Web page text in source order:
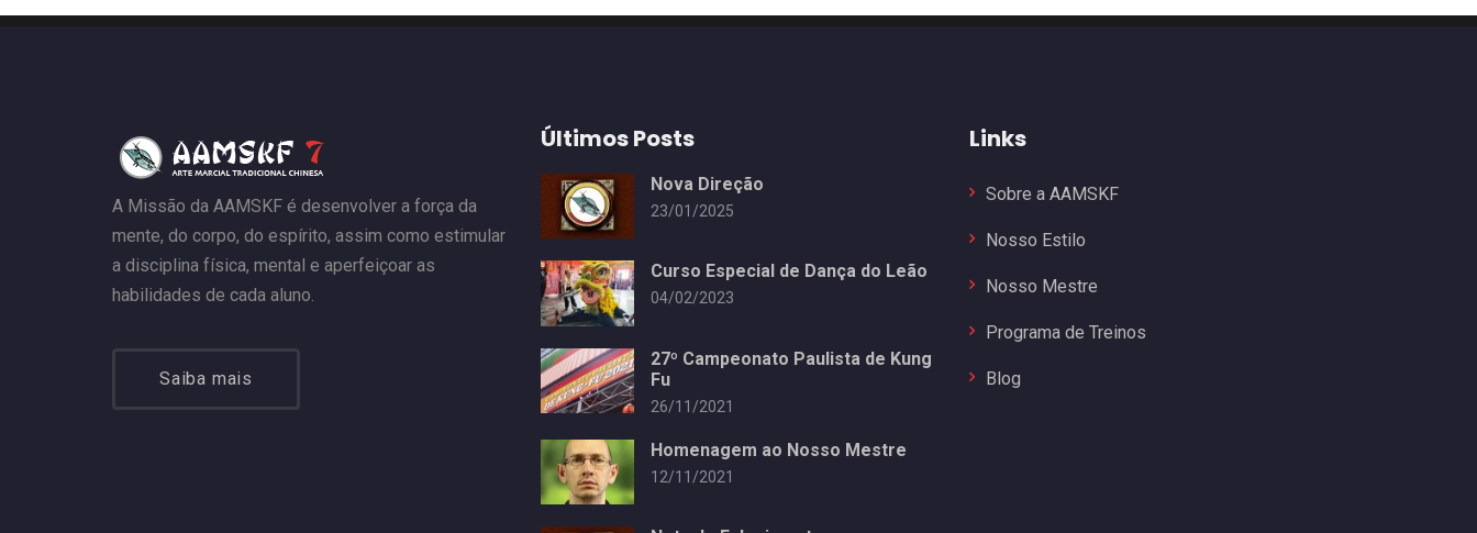
A Missão da AAMSKF é desenvolver a força da
mente, do corpo, do espírito, assim como estimular
a disciplina física, mental e aperfeiçoar as
habilidades de cada aluno.
Saiba mais
Últimos Posts
Nova Direção
23/01/2025
Curso Especial de Dança do Leão
04/02/2023
27º Campeonato Paulista de Kung
Fu
26/11/2021
Homenagem ao Nosso Mestre
12/11/2021
Links
Sobre a AAMSKF
Nosso Estilo
Nosso Mestre
Programa de Treinos
Blog